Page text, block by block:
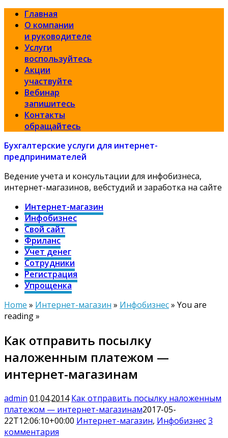
Главная
О компании
и руководителе
Услуги
воспользуйтесь
Акции
участвуйте
Вебинар
запишитесь
Контакты
обращайтесь
Бухгалтерские услуги для интернет-
предпринимателей
Ведение учета и консультации для инфобизнеса,
интернет-магазинов, вебстудий и заработка на сайте
Интернет-магазин
Инфобизнес
Свой сайт
Фриланс
Учет денег
Сотрудники
Регистрация
Упрощенка
Home » Интернет-магазин » Инфобизнес» You are
reading »
Как отправить посылку
наложенным платежом —
интернет-магазинам
admin 01.04.2014 Как отправить посылку наложенным
платежом — интернет-магазинам2017-05-
22T12:06:10+00:00 Интернет-магазин, Инфобизнес3
комментария